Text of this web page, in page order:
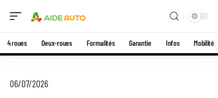
4 roues Deux-roues Formalités Garantie Infos Mobilité
06/07/2026